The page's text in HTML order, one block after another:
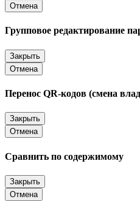
Отмена
Групповое редактирование
Закрыть
Отмена
Перенос QR-кодов (смена
Закрыть
Отмена
Сравнить по содержимому
Закрыть
Отмена